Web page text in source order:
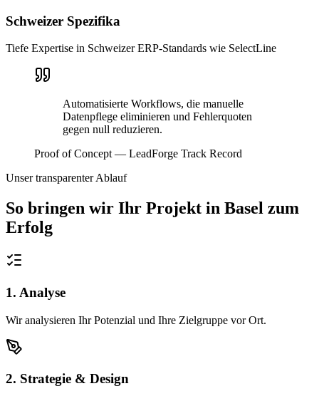
Schweizer Spezifika
Tiefe Expertise in Schweizer ERP-Standards wie SelectLine
Automatisierte Workflows, die manuelle
Datenpflege eliminieren und Fehlerquoten
gegen null reduzieren.
Proof of Concept — LeadForge Track Record
Unser transparenter Ablauf
So bringen wir Ihr Projekt in Basel zum
Erfolg
1. Analyse
Wir analysieren Ihr Potenzial und Ihre Zielgruppe vor Ort.
2. Strategie & Design